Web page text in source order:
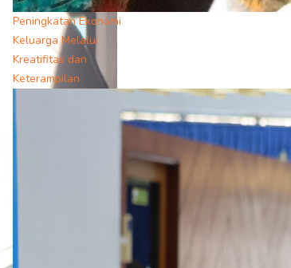
Peningkatan Ekonomi
Keluarga Melalui
Kreatifitas dan
Keterampilan